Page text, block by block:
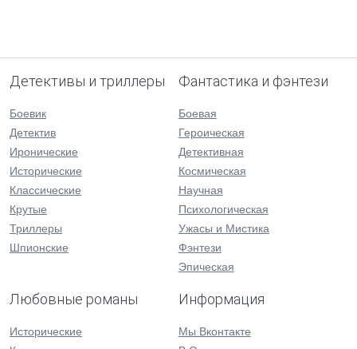
Детективы и триллеры
Боевик
Детектив
Иронические
Исторические
Классические
Крутые
Триллеры
Шпионские
Фантастика и фэнтези
Боевая
Героическая
Детективная
Космическая
Научная
Психологическая
Ужасы и Мистика
Фэнтези
Эпическая
Любовные романы
Исторические
Информация
Мы Вконтакте